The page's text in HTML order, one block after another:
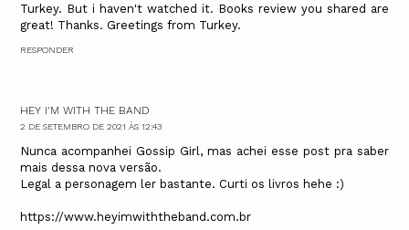
Turkey. But i haven't watched it. Books review you shared are
great! Thanks. Greetings from Turkey.
RESPONDER
HEY I'M WITH THE BAND
2 DE SETEMBRO DE 2021 ÀS 12:43
Nunca acompanhei Gossip Girl, mas achei esse post pra saber
mais dessa nova versão.
Legal a personagem ler bastante. Curti os livros hehe :)
https://www.heyimwiththeband.com.br